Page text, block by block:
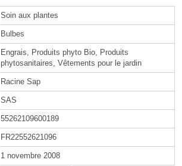
Soin aux plantes
Bulbes
Engrais, Produits phyto Bio, Produits
phytosanitaires, Vêtements pour le jardin
Racine Sap
SAS
55262109600189
FR22552621096
1 novembre 2008